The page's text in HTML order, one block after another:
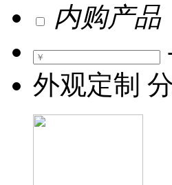
内购产品
外观定制